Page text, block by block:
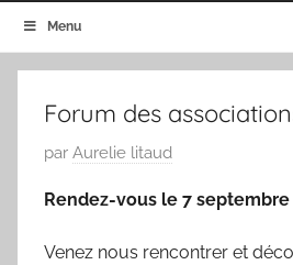
Menu
Forum des
P
b
par Aurelie litaud
Rendez-vous le 7 septembre
Venez nous rencontrer et